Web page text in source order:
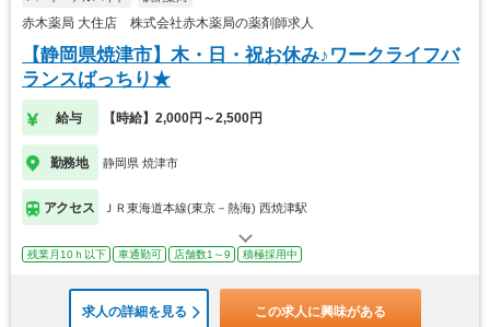
赤木薬局 大住店 株式会社赤木薬局の薬剤師求人
【静岡県焼津市】木・日・祝お休み♪ワークライフバ
ランスばっちり★
給与 【時給】2,000円～2,500円
勤務地 静岡県 焼津市
アクセス ＪＲ東海道本線(東京－熱海) 西焼津駅
残業月10ｈ以下 車通勤可 店舗数1～9 積極採用中
求人の詳細を見る この求人に興味がある